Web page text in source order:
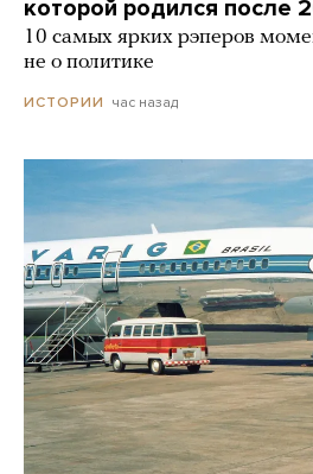
которой родился после
10 самых ярких рэперов
не о политике
ИСТОРИИ час назад